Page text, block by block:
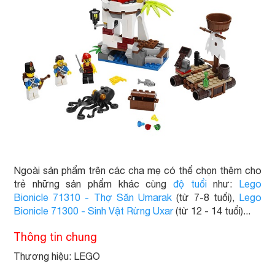
Ngoài sản phẩm trên các cha mẹ có thể chọn thêm cho
trẻ những sản phẩm khác cùng độ tuổinhư: Lego
Bionicle 71310 - Thợ Săn Umarak (từ 7-8 tuổi), Lego
Bionicle 71300 - Sinh Vật Rừng Uxar(từ 12 - 14 tuổi)...
Thông tin chung
Thương hiệu: LEGO